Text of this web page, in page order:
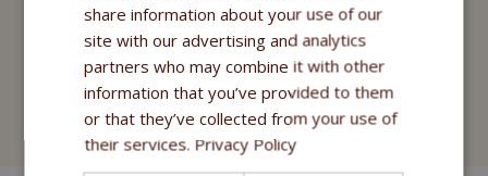
Fitmin Purity Pharmacie
Cosmétiques
Fitmin for Life Shampooings
share information about your use of our
site with our advertising and analytics
partners who may combine it with other
information that you’ve provided to them
or that they’ve collected from your use of
their services. Privacy Policy